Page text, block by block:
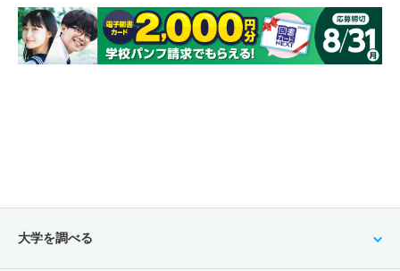
大学を調べる